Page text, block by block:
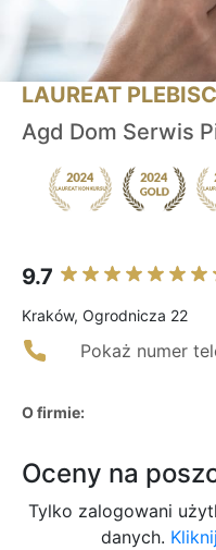
LAUREAT
Agd Dom Serwis
9.7
Kraków, Ogrodnicza 22
Pokaż numer
O firmie:
Oceny na
Tylko zalogowani
danych.